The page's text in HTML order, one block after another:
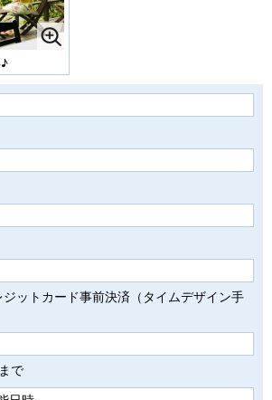
ットカード事前決済（タイムデザイン手
で